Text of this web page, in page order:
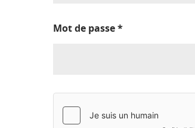
Mot de passe*